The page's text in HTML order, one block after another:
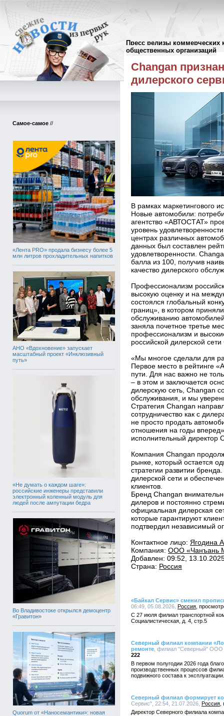
Пресс релизы коммерческих
общественных организаций
Самое-самое //
«Лента PRO» продала бизнесу более 5
млн литров прохладительных напитков
АНО «Вдохновение» запускает
масштабный проект «Инклюзивный
путь»
«Не думать о каждом шаге»:
российские инженеры представили
электронный коленный модуль для
людей после ампутации бедра
Во Владивостоке открылся демоцентр
«Гравитон»
Quorum от «Наносемантики»: новая
Пресс-релизы//
Changan
дилерского
В рамках
Новые автомобили:
агентство «АВТОСТАТ»
уровень
центрах различных
данных был составлен
удовлетворенности.
балла из 100, получив
качество дилерского
Профессионализм
высокую оценку и на
состоялся глобальный
границ», в котором
обслуживанию
заняла почетное третье
профессионализм и
российской дилерской
«Мы многое сделали для
Первое место в рейтинге
пути. Для нас важно не
– в этом и заключается
дилерскую сеть, Changan
обслуживания, и мы
Стратегия Changan
сотрудничество как с
не просто продать
отношения на годы
исполнительный директор
Компания Changan
рынке, который остается
стратегии развитии
дилерской сети и
клиентов.
Бренд Changan
дилеров и постоянно
официальная дилерская
которые гарантируют
подтвердил независимый
Контактное лицо: Ягодина
Компания: ООО «Чанъань
Добавлен: 09:52,
Страна: Россия
«Байкал Сервис» сменил
06:49, 05.08.2026, Россия
С 27 июля филиал транспортной
Социалистическая, д. 4, стр.5
Северный филиал компании
ремонте , филиал "Северный" ООО
222
В первом полугодии 2026 года
производственных процессов
подвижного состава к эксплуатации.
Северный филиал формирует
Сервис", 22:54, 21.07.2026, Россия
Директор Северного филиала